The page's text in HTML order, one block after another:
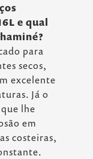
e qual
para
secos,
excelente
Já o
lhe
em
costeiras,